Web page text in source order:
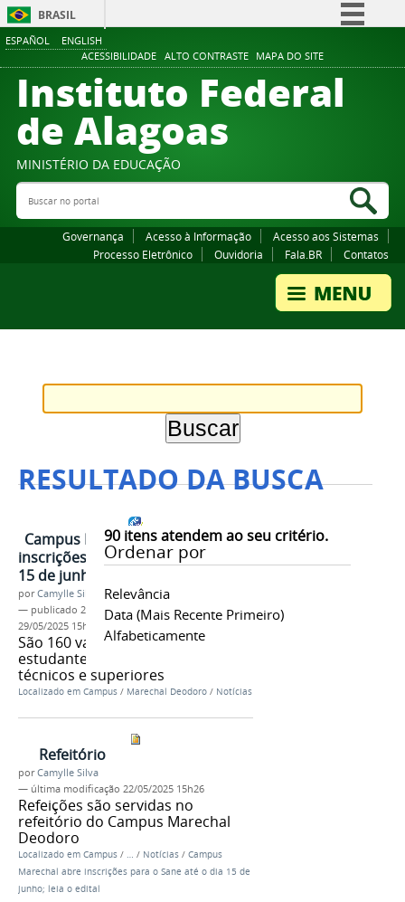
ESPAÑOL ENGLISH
ACESSIBILIDADE ALTO CONTRASTE MAPA DO SITE
BRASIL
Comunica BR
Participe
Canais
Instituto Federal
de Alagoas
MINISTÉRIO DA EDUCAÇÃO
Buscar no portal
Governança Acesso à Informação
Acesso aos Sistemas
Processo Eletrônico
Ouvidoria Fala.BR Contatos
RESULTADO DA BUSCA
90itens atendem ao seu critério.
Ordenar por
Relevância
Data (mais Recente Primeiro)
Alfabeticamente
Campus Marechal abre
inscrições para o Sane até o dia
15 de junho; leia o edital
porCamylle Silva
— publicado 26/05/2025 — última modificação
29/05/2025 15h53
São 160 vagas diárias para
estudantes de todos os cursos
técnicos e superiores
Localizado em Campus / Marechal Deodoro / Notícias
Refeitório
porCamylle Silva
— última modificação 22/05/2025 15h26
Refeições são servidas no
refeitório do Campus Marechal
Deodoro
Localizado em Campus / … / Notícias / Campus
Marechal abre inscrições para o Sane até o dia 15 de
junho; leia o edital